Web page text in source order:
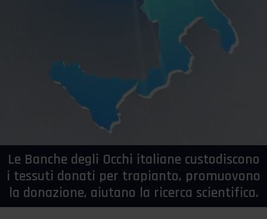
Le Banche degli Occhi italiane custodiscono
i tessuti donati per trapianto, promuovono
la donazione, aiutano la ricerca scientifica.